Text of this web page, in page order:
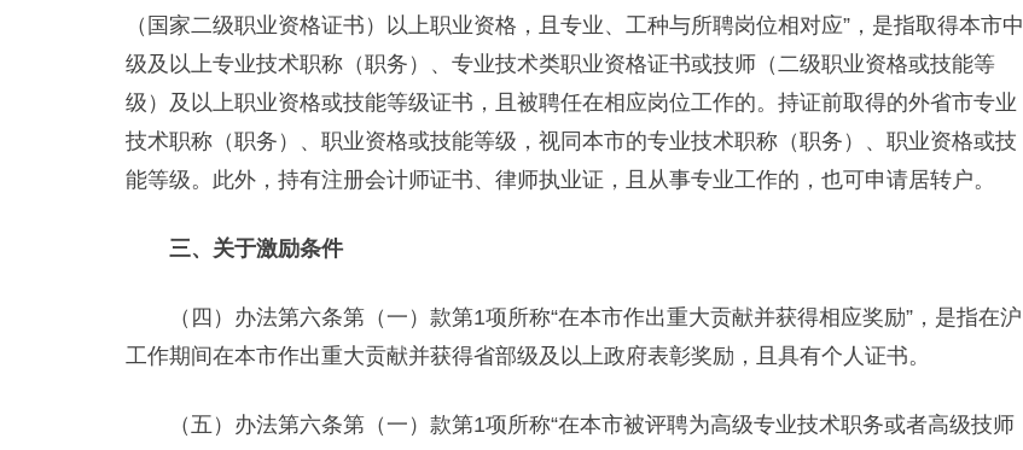
（国家二级职业资格证书）以上职业资格，且专业、工种与所聘岗位相对应”，是指取得本市中
级及以上专业技术职称（职务）、专业技术类职业资格证书或技师（二级职业资格或技能等
级）及以上职业资格或技能等级证书，且被聘任在相应岗位工作的。持证前取得的外省市专业
技术职称（职务）、职业资格或技能等级，视同本市的专业技术职称（职务）、职业资格或技
能等级。此外，持有注册会计师证书、律师执业证，且从事专业工作的，也可申请居转户。
三、关于激励条件
（四）办法第六条第（一）款第1项所称“在本市作出重大贡献并获得相应奖励”，是指在沪
工作期间在本市作出重大贡献并获得省部级及以上政府表彰奖励，且具有个人证书。
（五）办法第六条第（一）款第1项所称“在本市被评聘为高级专业技术职务或者高级技师